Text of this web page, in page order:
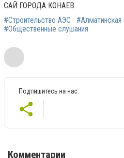
САЙ ГОРОДА КОНАЕВ
#Строительство АЭС
#Алматинская
#Общественные слушания
Подпишитесь на нас:
Комментарии